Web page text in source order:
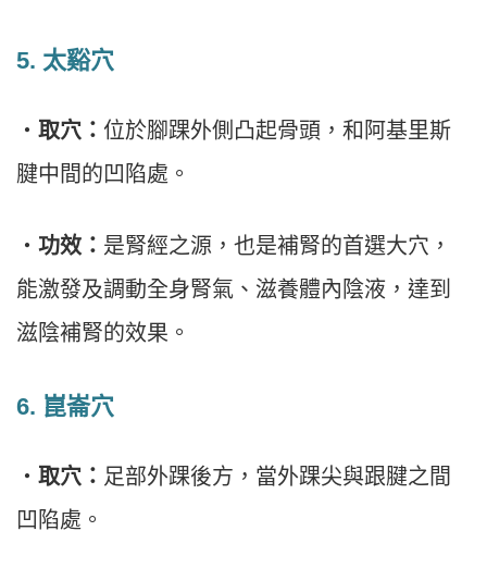
5. 太谿穴
・ 取穴： 位於腳踝外側凸起骨頭，和阿基里斯
腱中間的凹陷處。
・ 功效： 是腎經之源，也是補腎的首選大穴，
能激發及調動全身腎氣、滋養體內陰液，達到
滋陰補腎的效果。
6. 崑崙穴
・ 取穴： 足部外踝後方，當外踝尖與跟腱之間
凹陷處。